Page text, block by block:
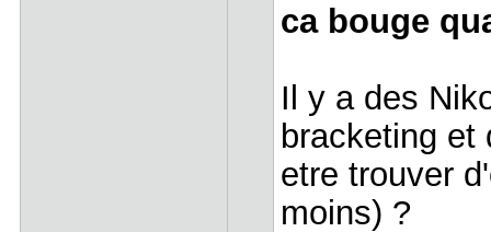
ca bouge
Il y a des
bracketing et
etre trouver
moins) ?